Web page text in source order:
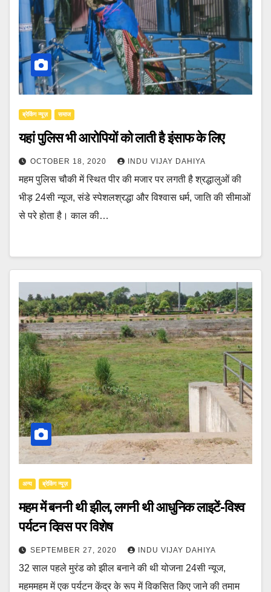
ब्रेकिंग न्यूज़ समाज
यहां पुलिस भी आरोपियों को लाती है इंसाफ के लिए
OCTOBER 18, 2020 INDU VIJAY DAHIYA
महम पुलिस चौकी में स्थित पीर की मजार पर लगती है श्रद्धालुओं की
भीड़ 24सी न्यूज, संडे स्पेशलश्रद्धा और विश्वास धर्म, जाति की सीमाओं
से परे होता है। काल की…
अन्य ब्रेकिंग न्यूज़
महम में बननी थी झील, लगनी थी आधुनिक लाइटें-विश्व
पर्यटन दिवस पर विशेष
SEPTEMBER 27, 2020 INDU VIJAY DAHIYA
32 साल पहले मुरंड को झील बनाने की थी योजना 24सी न्यूज,
महममहम में एक पर्यटन केंद्र के रूप में विकसित किए जाने की तमाम